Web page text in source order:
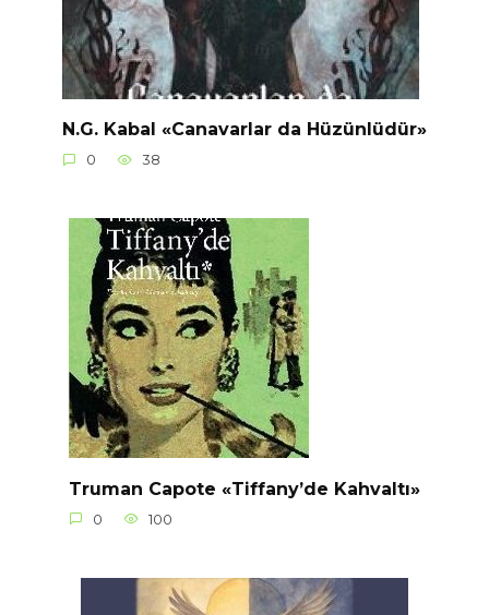
N.G. Kabal «Canavarlar da Hüzünlüdür»
0 38
Truman Capote «Tiffany’de Kahvaltı»
0 100